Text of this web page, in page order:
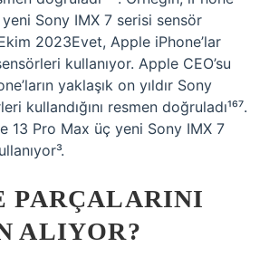
Sony IMX 7 serisi sensör
2023Evet, Apple iPhone’lar
kullanıyor. Apple CEO’su
yaklaşık on yıldır Sony
kullandığını resmen doğruladı¹⁶⁷.
13 Pro Max üç yeni Sony IMX 7
PARÇALARINI
ALIYOR?